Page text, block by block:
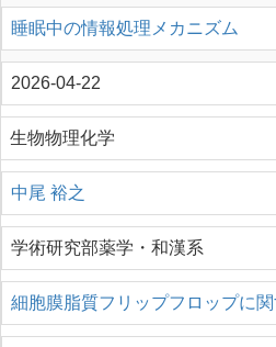
睡眠中の情報処理メカニズム
2026-04-22
生物物理化学
中尾 裕之
学術研究部薬学・和漢系
細胞膜脂質フリップフロップに